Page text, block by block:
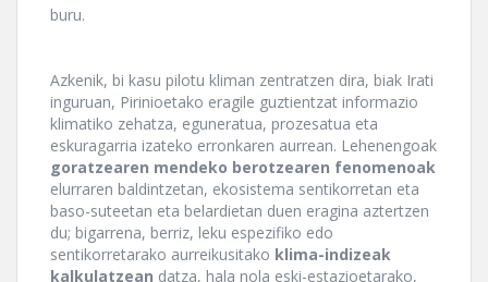
buru.
Azkenik, bi kasu pilotu kliman zentratzen dira, biak Irati
inguruan, Pirinioetako eragile guztientzat informazio
klimatiko zehatza, eguneratua, prozesatua eta
eskuragarria izateko erronkaren aurrean. Lehenengoak
goratzearen mendeko berotzearen fenomenoak
elurraren baldintzetan, ekosistema sentikorretan eta
baso-suteetan eta belardietan duen eragina aztertzen
du; bigarrena, berriz, leku espezifiko edo
sentikorretarako aurreikusitako klima-indizeak
kalkulatzean datza, hala nola eski-estazioetarako,